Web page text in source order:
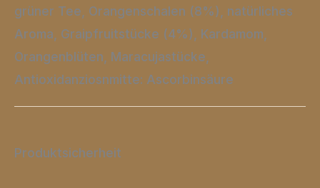
grüner Tee, Orangenschalen (8%), natürliches
Aroma, Graipfruitstücke (4%), Kardamom,
Orangenblüten, Maracujastücke,
Antioxidanziosnmitte: Ascorbinsäure
Produktsicherheit